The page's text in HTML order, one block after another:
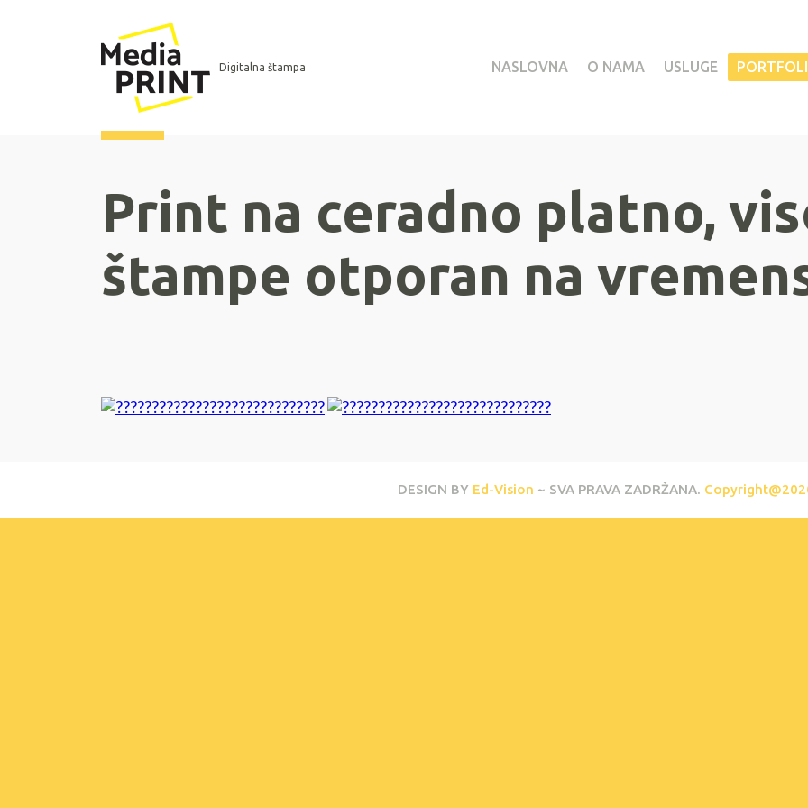
Digitalna štampa NASLOVNA O NAMA USLUGE
Print na ceradno platno,
štampe otporan na
DESIGN BY Ed-Vision ~ SVA PRAVA ZADRŽANA.